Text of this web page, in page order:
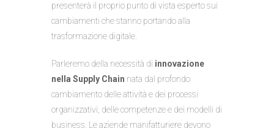
presenterà il proprio punto di vista esperto sui
cambiamenti che stanno portando alla
trasformazione digitale.
Parleremo della necessità di innovazione
nella Supply Chain nata dal profondo
cambiamento delle attività e dei processi
organizzativi, delle competenze e dei modelli di
business. Le aziende manifatturiere devono